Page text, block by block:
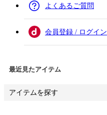
よくあるご質問
会員登録 / ログイン
最近見たアイテム
アイテムを探す